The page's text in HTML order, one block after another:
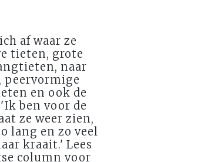
af waar ze
tieten, grote
naar
peervormige
en ook de
ben voor de
ze weer zien,
lang en zo veel
kraait.' Lees
column voor